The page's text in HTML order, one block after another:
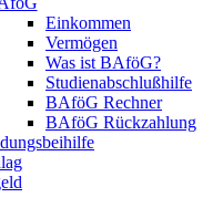
Einkommen
Vermögen
Was ist BAföG?
Studienabschlußhilfe
BAföG Rechner
BAföG Rückzahlung